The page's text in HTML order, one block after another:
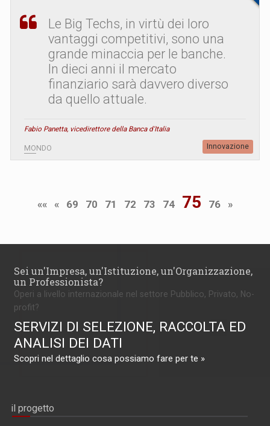
Le Big Techs, in virtù dei loro
vantaggi competitivi, sono una
grande minaccia per le banche.
In dieci anni il mercato
finanziario sarà davvero diverso
da quello attuale.
Fabio Panetta, vicedirettore della Banca d'Italia
MONDO Innovazione
«« « 69 70 71 72 73 74 75 76 »
Sei un'Impresa, un'Istituzione, un'Organizzazione,
un Professionista?
Operi a livello internazionale nel settore Pubblico, Privato, No-
profit?
SERVIZI DI SELEZIONE, RACCOLTA ED
ANALISI DEI DATI
Scopri nel dettaglio cosa possiamo fare per te »
il progetto